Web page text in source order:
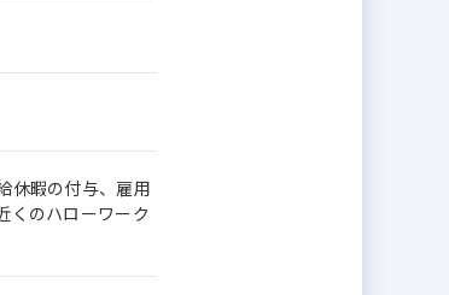
休暇の付与、雇用
くのハローワーク